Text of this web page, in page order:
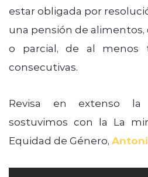
estar obligada por
una pensión de alimentos,
o parcial, de al menos
consecutivas.
Revisa en extenso la
sostuvimos con la La
Equidad de Género,